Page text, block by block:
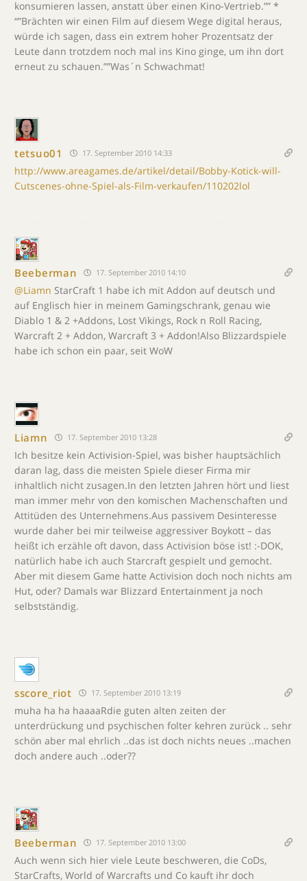
konsumieren lassen, anstatt über einen Kino-Vertrieb.”” *
“”Brächten wir einen Film auf diesem Wege digital heraus,
würde ich sagen, dass ein extrem hoher Prozentsatz der
Leute dann trotzdem noch mal ins Kino ginge, um ihn dort
erneut zu schauen.””Was´n Schwachmat!
tetsuo01 17. September 2010 14:33
http://www.areagames.de/artikel/detail/Bobby-Kotick-will-
Cutscenes-ohne-Spiel-als-Film-verkaufen/110202lol
Beeberman 17. September 2010 14:10
@Liamn StarCraft 1 habe ich mit Addon auf deutsch und
auf Englisch hier in meinem Gamingschrank, genau wie
Diablo 1 & 2 +Addons, Lost Vikings, Rock n Roll Racing,
Warcraft 2 + Addon, Warcraft 3 + Addon!Also Blizzardspiele
habe ich schon ein paar, seit WoW
Liamn 17. September 2010 13:28
Ich besitze kein Activision-Spiel, was bisher hauptsächlich
daran lag, dass die meisten Spiele dieser Firma mir
inhaltlich nicht zusagen.In den letzten Jahren hört und liest
man immer mehr von den komischen Machenschaften und
Attitüden des Unternehmens.Aus passivem Desinteresse
wurde daher bei mir teilweise aggressiver Boykott – das
heißt ich erzähle oft davon, dass Activision böse ist! :-DOK,
natürlich habe ich auch Starcraft gespielt und gemocht.
Aber mit diesem Game hatte Activision doch noch nichts am
Hut, oder? Damals war Blizzard Entertainment ja noch
selbstständig.
sscore_riot 17. September 2010 13:19
muha ha ha haaaaRdie guten alten zeiten der
unterdrückung und psychischen folter kehren zurück .. sehr
schön aber mal ehrlich ..das ist doch nichts neues ..machen
doch andere auch ..oder??
Beeberman 17. September 2010 13:00
Auch wenn sich hier viele Leute beschweren, die CoDs,
StarCrafts, World of Warcrafts und Co kauft ihr doch